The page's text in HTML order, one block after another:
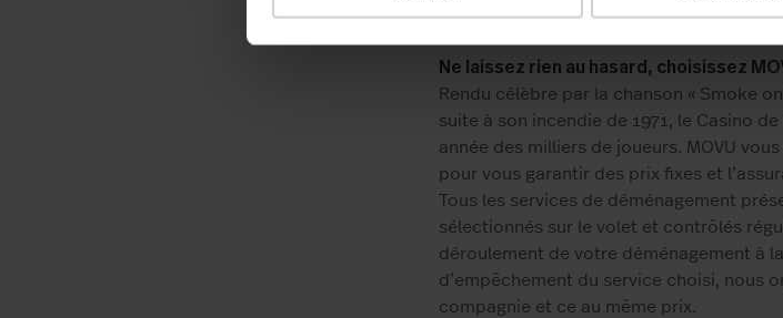
s’occupe du déménagement !
Ne laissez rien au hasard, choisissez
Rendu célèbre par la chanson « Smoke
suite à son incendie de 1971, le Casino
année des milliers de joueurs. MOVU
pour vous garantir des prix fixes et
Tous les services de déménagement
sélectionnés sur le volet et contrôlés
déroulement de votre déménagement à
d’empêchement du service choisi, nous
compagnie et ce au même prix.